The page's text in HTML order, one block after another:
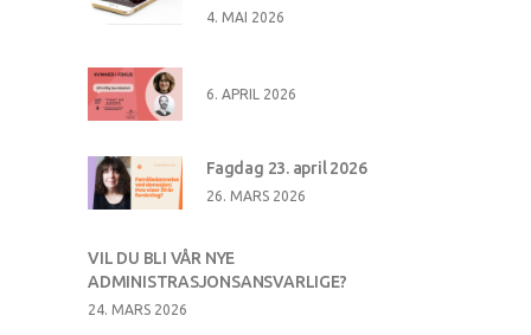
4. MAI 2026
6. APRIL 2026
Fagdag 23. april 2026
26. MARS 2026
VIL DU BLI VÅR NYE
ADMINISTRASJONSANSVARLIGE?
24. MARS 2026